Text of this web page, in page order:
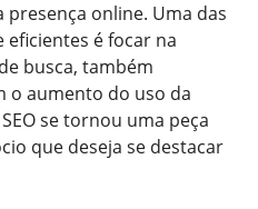
online. Uma das
eficientes é focar na
busca, também
o aumento do uso da
se tornou uma peça
que deseja se destacar